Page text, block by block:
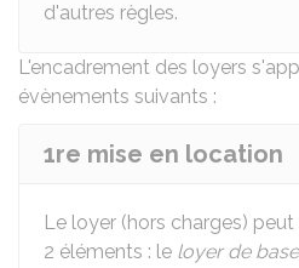
d'autres règles.
L'encadrement des loyers
évènements suivants :
1re mise en location
Le loyer (hors charges)
2 éléments : le loyer de base